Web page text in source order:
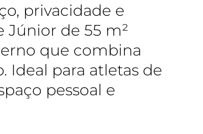
privacidade e
Júnior de 55 m²
que combina
Ideal para atletas de
pessoal e